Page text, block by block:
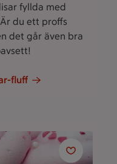
fyllda med
du ett proffs
det går även bra
fluff